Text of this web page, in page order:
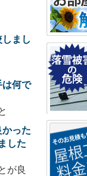
まし
は何で
った
した
が良